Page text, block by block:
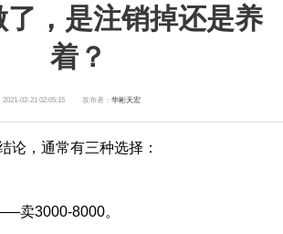
，是注销掉还是养
着？
2021-02-21 02:05:15 发布者： 华彬天宏
论，通常有三种选择：
卖3000-8000。